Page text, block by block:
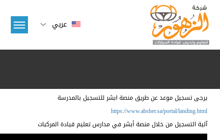
عربي
يرجى تسجيل موعد عن طريق منصة ابشر للتسجيل بالمدرسة
https://www.absher.sa/portal/landing.html
آلية التسجيل من خلال منصة أبشر في مدارس تعليم قيادة المركبات